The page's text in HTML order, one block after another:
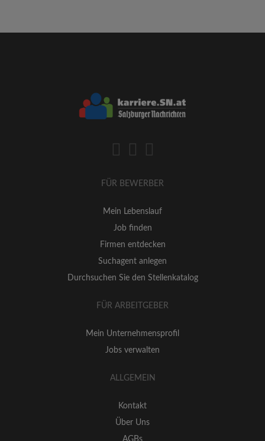
FÜR BEWERBER
Mein Lebenslauf
Job finden
Firmen entdecken
Suchagent anlegen
Durchsuchen Sie den Stellenkatalog
FÜR ARBEITGEBER
Mein Unternehmensprofil
Jobs verwalten
ALLGEMEIN
Kontakt
Über Uns
AGBs